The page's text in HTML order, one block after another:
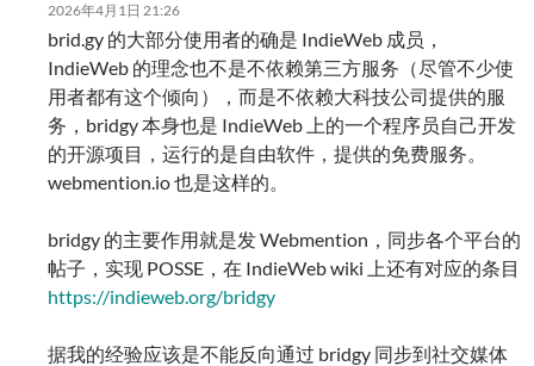
2026年4月1日 21:26
brid.gy 的大部分使用者的确是 IndieWeb 成员，
IndieWeb 的理念也不是不依赖第三方服务（尽管不少使
用者都有这个倾向），而是不依赖大科技公司提供的服
务，bridgy 本身也是 IndieWeb 上的一个程序员自己开发
的开源项目，运行的是自由软件，提供的免费服务。
webmention.io 也是这样的。
bridgy 的主要作用就是发 Webmention，同步各个平台的
帖子，实现 POSSE，在 IndieWeb wiki 上还有对应的条目
https://indieweb.org/bridgy
据我的经验应该是不能反向通过 bridgy 同步到社交媒体